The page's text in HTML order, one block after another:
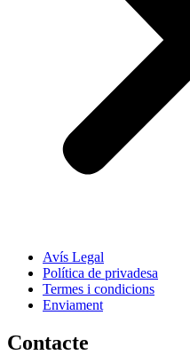
Avís Legal
Política de privadesa
Termes i condicions
Enviament
Contacte